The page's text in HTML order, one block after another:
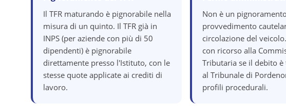
Il TFR maturando è pignorabile nella
misura di un quinto. Il TFR già in
INPS (per aziende con più di 50
dipendenti) è pignorabile
direttamente presso l'Istituto, con le
stesse quote applicate ai crediti di
lavoro.
Non è un
provvedimento
circolazione del
con ricorso alla
Tributaria se il debito
al Tribunale di
profili procedurali.